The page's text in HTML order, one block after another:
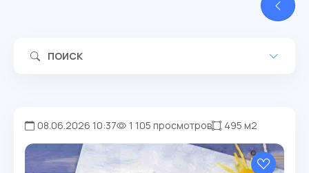
ПОИСК
08.06.2026 10:37 1 105 просмотров 495 м2